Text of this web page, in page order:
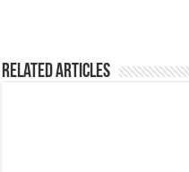
Related Articles